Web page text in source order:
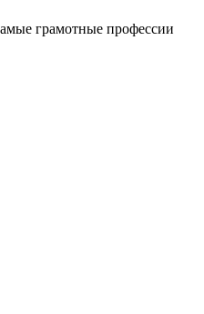
грамотные профессии